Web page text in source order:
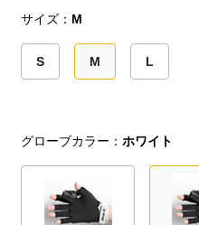
サイズ： M
S M L
グローブカラー：ホワイト